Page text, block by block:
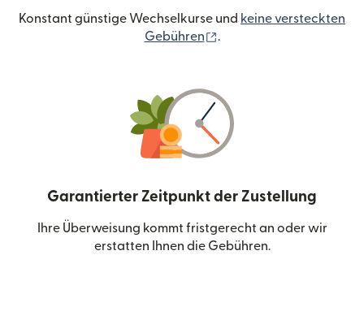
Konstant günstige Wechselkurse und keine versteckten
Gebühren
.
Garantierter Zeitpunkt der Zustellung
Ihre Überweisung kommt fristgerecht an oder wir
erstatten Ihnen die Gebühren.